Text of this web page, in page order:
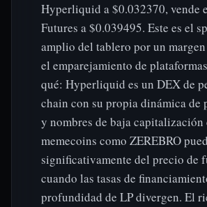
Hyperliquid a $0.032370, vende
Futures a $0.039495. Este es el
amplio del tablero por un
el emparejamiento de
qué: Hyperliquid es un DEX de
chain con su propia dinámica de
y nombres de baja capitalización
memecoins como ZEREBRO
significativamente del precio de
cuando las tasas de
profundidad de LP divergen. El